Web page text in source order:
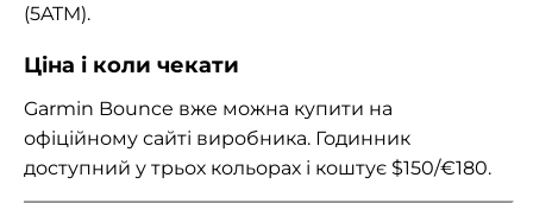
(5ATM).
Ціна і коли чекати
Garmin Bounce вже можна купити на
офіційному сайті виробника. Годинник
доступний у трьох кольорах і коштує $150/€180.